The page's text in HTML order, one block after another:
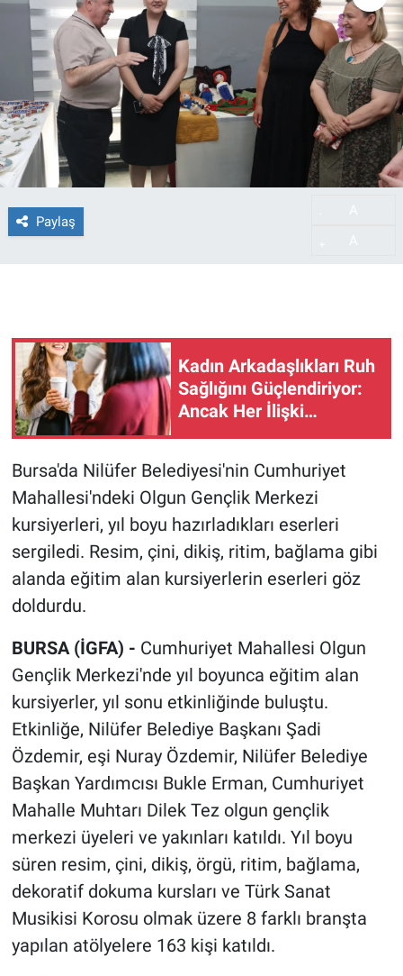
Paylaş
Kadın Arkadaşlıkları Ruh
Sağlığını Güçlendiriyor:
Ancak Her İlişki
Bursa'da Nilüfer Belediyesi'nin Cumhuriyet
Mahallesi'ndeki Olgun Gençlik Merkezi
kursiyerleri, yıl boyu hazırladıkları eserleri
sergiledi. Resim, çini, dikiş, ritim, bağlama gibi
alanda eğitim alan kursiyerlerin eserleri göz
doldurdu.
BURSA (İGFA) - Cumhuriyet Mahallesi Olgun
Gençlik Merkezi'nde yıl boyunca eğitim alan
kursiyerler, yıl sonu etkinliğinde buluştu.
Etkinliğe, Nilüfer Belediye Başkanı Şadi
Özdemir, eşi Nuray Özdemir, Nilüfer Belediye
Başkan Yardımcısı Bukle Erman, Cumhuriyet
Mahalle Muhtarı Dilek Tez olgun gençlik
merkezi üyeleri ve yakınları katıldı. Yıl boyu
süren resim, çini, dikiş, örgü, ritim, bağlama,
dekoratif dokuma kursları ve Türk Sanat
Musikisi Korosu olmak üzere 8 farklı branşta
yapılan atölyelere 163 kişi katıldı.